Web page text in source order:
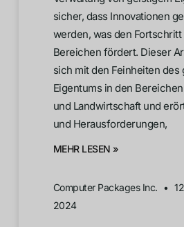
sicher, dass Innovationen
werden, was den
Bereichen fördert. Dieser
sich mit den Feinheiten des
Eigentums in den
und Landwirtschaft und
und Herausforderungen,
MEHR LESEN »
Computer Packages Inc.
2024